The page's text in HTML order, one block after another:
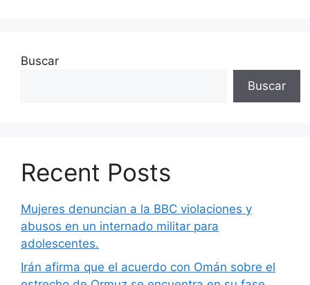
Buscar
Buscar
Recent Posts
Mujeres denuncian a la BBC violaciones y
abusos en un internado militar para
adolescentes.
Irán afirma que el acuerdo con Omán sobre el